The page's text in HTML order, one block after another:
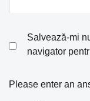
Salvează-mi
navigator
Please enter an